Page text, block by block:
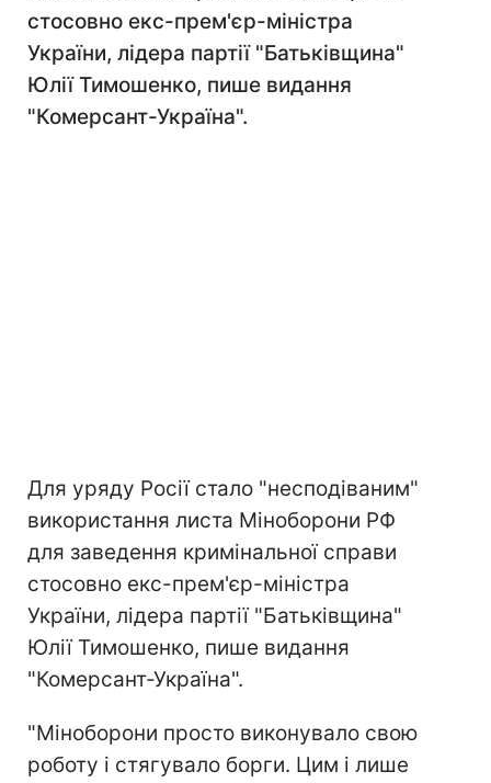
стосовно екс-прем'єр-міністра
України, лідера партії "Батьківщина"
Юлії Тимошенко, пише видання
"Комерсант-Україна".
Для уряду Росії стало "несподіваним"
використання листа Міноборони РФ
для заведення кримінальної справи
стосовно екс-прем'єр-міністра
України, лідера партії "Батьківщина"
Юлії Тимошенко, пише видання
"Комерсант-Україна".
"Міноборони просто виконувало свою
роботу і стягувало борги. Цим і лише